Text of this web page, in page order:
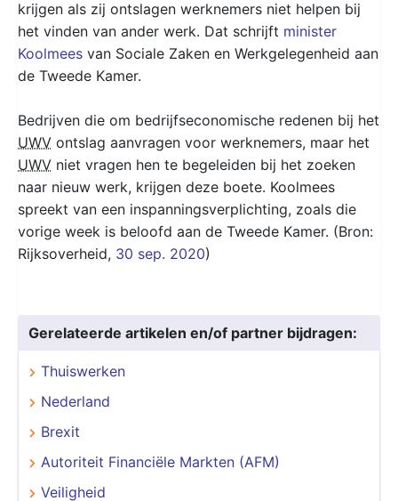
krijgen als zij ontslagen werknemers niet helpen bij
het vinden van ander werk. Dat schrijft minister
Koolmees van Sociale Zaken en Werkgelegenheid aan
de Tweede Kamer.
Bedrijven die om bedrijfseconomische redenen bij het
UWV ontslag aanvragen voor werknemers, maar het
UWV niet vragen hen te begeleiden bij het zoeken
naar nieuw werk, krijgen deze boete. Koolmees
spreekt van een inspanningsverplichting, zoals die
vorige week is beloofd aan de Tweede Kamer. (Bron:
Rijksoverheid, 30 sep. 2020)
Gerelateerde artikelen en/of partner bijdragen:
Thuiswerken
Nederland
Brexit
Autoriteit Financiële Markten (AFM)
Veiligheid